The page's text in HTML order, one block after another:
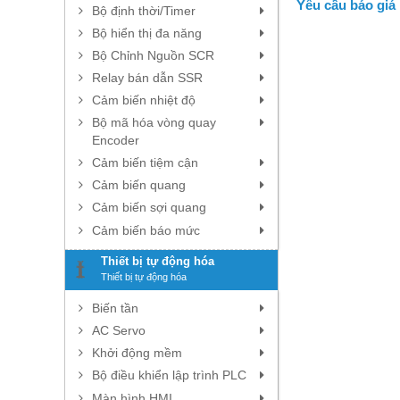
Bộ định thời/Timer
Bộ hiển thị đa năng
Bộ Chỉnh Nguồn SCR
Relay bán dẫn SSR
Cảm biến nhiệt độ
Bộ mã hóa vòng quay
Encoder
Cảm biến tiệm cận
Cảm biến quang
Cảm biến sợi quang
Cảm biến báo mức
Thiết bị tự động hóa
Thiết bị tự động hóa
Biến tần
AC Servo
Khởi động mềm
Bộ điều khiển lập trình PLC
Yêu cầu báo giá